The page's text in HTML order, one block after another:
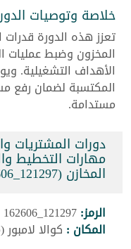
خلاصة وتوصيات
تعزز هذه الدورة
المخزون وضبط عمليات
الأهداف التشغيلية.
المكتسبة لضمان رفع
مستدامة.
دورات المشتريات
مهارات التخطيط
المخازن (121297_162606)
الرمز:121297_162606
المكان : كوالا لامبور